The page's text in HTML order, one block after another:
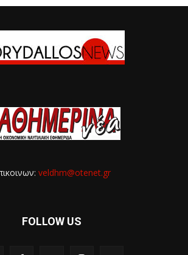
veldhm@otenet.gr
FOLLOW US